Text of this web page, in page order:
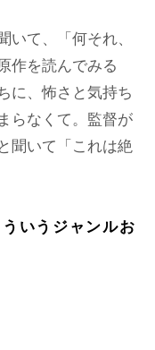
て、「何それ、
作を読んでみる
に、怖さと気持ち
らなくて。監督が
聞いて「これは絶
いうジャンルお